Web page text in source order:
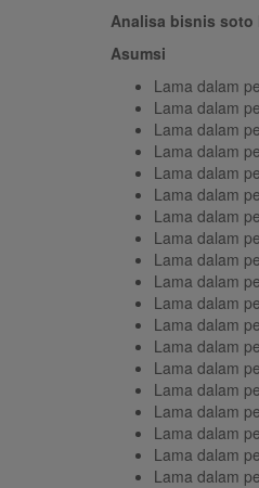
Analisa bisnis soto
Asumsi
Lama dalam
Lama dalam
Lama dalam
Lama dalam
Lama dalam
Lama dalam
Lama dalam
Lama dalam
Lama dalam
Lama dalam
Lama dalam
Lama dalam
Lama dalam
Lama dalam
Lama dalam
Lama dalam
Lama dalam
Lama dalam
Lama dalam